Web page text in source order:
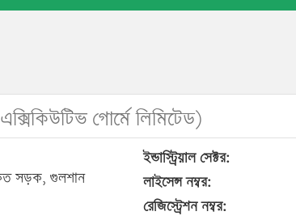
গোর্মে লিমিটেড)
সড়ক, গুলশান
ইন্ডাস্ট্রিয়াল সেক্টর:
লাইসেন্স নম্বর:
রেজিস্ট্রেশন নম্বর: